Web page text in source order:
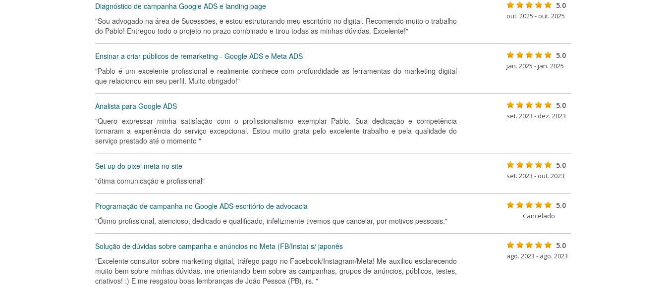
Diagnóstico de campanha Google ADS e landing page
"Sou advogado na área de Sucessões, e estou estruturando meu escritório no digital. Recomendo muito o trabalho
do Pablo! Entregou todo o projeto no prazo combinado e tirou todas as minhas dúvidas. Excelente!"
5.0
out. 2025 - out. 2025
Ensinar a criar públicos de remarketing - Google ADS e Meta ADS
"Pablo é um excelente profissional e realmente conhece com profundidade as ferramentas do marketing digital
que relacionou em seu perfil. Muito obrigado!"
5.0
jan. 2025 - jan. 2025
Analista para Google ADS
"Quero expressar minha satisfação com o profissionalismo exemplar Pablo. Sua dedicação e competência
tornaram a experiência do serviço excepcional. Estou muito grata pelo excelente trabalho e pela qualidade do
serviço prestado até o momento "
5.0
set. 2023 - dez. 2023
Set up do pixel meta no site
"ótima comunicação e profissional"
5.0
set. 2023 - out. 2023
Programação de campanha no Google ADS escritório de advocacia
"Ótimo profissional, atencioso, dedicado e qualificado, infelizmente tivemos que cancelar, por motivos pessoais."
5.0
Cancelado
Solução de dúvidas sobre campanha e anúncios no Meta (FB/Insta) s/ japonês
"Excelente consultor sobre marketing digital, tráfego pago no Facebook/Instagram/Meta! Me auxiliou esclarecendo
muito bem sobre minhas dúvidas, me orientando bem sobre as campanhas, grupos de anúncios, públicos, testes,
criativos! :) E me resgatou boas lembranças de João Pessoa (PB), rs. "
5.0
ago. 2023 - ago. 2023